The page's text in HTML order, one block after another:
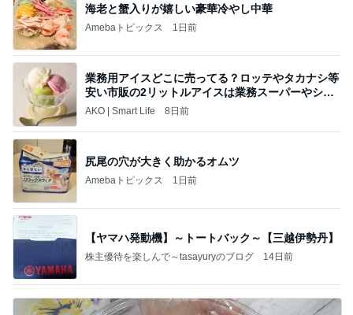
海老と蟹入りが嬉しい豪華冷やし中華
Amebaトピックス 1日前
業務用アイスどこに売ってる？ロッテやタカナシ等
安い市販の2リットルアイスは業務スーパーやシャ
トレ
AKO | Smart Life 8日前
尻尾の穴が大きく助かるオムツ
Amebaトピックス 1日前
【ヤマハ発動機】～トートバック～【三越伊勢丹】
株主優待を楽しんで～tasayuryのブログ 14日前